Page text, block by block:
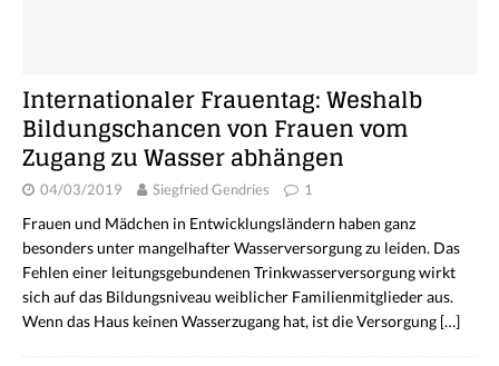
Internationaler Frauentag: Weshalb
Bildungschancen von Frauen vom
Zugang zu Wasser abhängen
04/03/2019 Siegfried Gendries 1
Frauen und Mädchen in Entwicklungsländern haben ganz
besonders unter mangelhafter Wasserversorgung zu leiden. Das
Fehlen einer leitungsgebundenen Trinkwasserversorgung wirkt
sich auf das Bildungsniveau weiblicher Familienmitglieder aus.
Wenn das Haus keinen Wasserzugang hat, ist die Versorgung […]